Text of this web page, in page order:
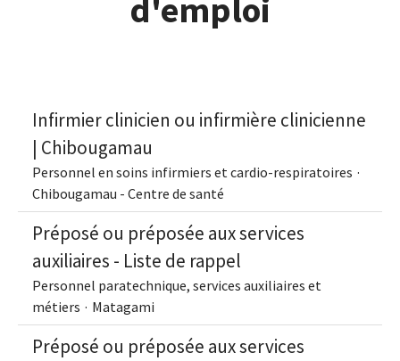
d'emploi
Infirmier clinicien ou infirmière clinicienne
| Chibougamau
Personnel en soins infirmiers et cardio-respiratoires ·
Chibougamau - Centre de santé
Préposé ou préposée aux services
auxiliaires - Liste de rappel
Personnel paratechnique, services auxiliaires et
métiers · Matagami
Préposé ou préposée aux services